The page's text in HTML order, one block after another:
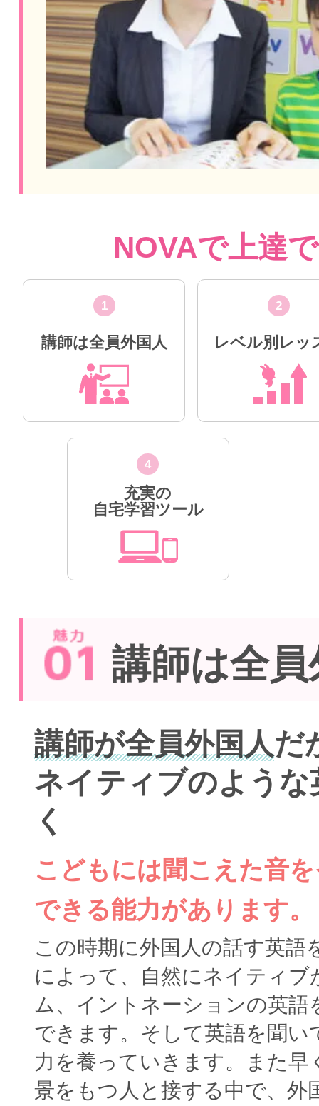
NOVAで上達
1
講師は全員外国人
2
レベル別レッ
4
充実の
自宅学習ツール
講師は全
講師が全員外国人だ
ネイティブのよう
く
こどもには聞こえた音
できる能力があります。
この時期に外国人の話す英語
によって、自然にネイティブ
ム、イントネーションの英語
できます。そして英語を聞い
力を養っていきます。また早
景をもつ人と接する中で、外